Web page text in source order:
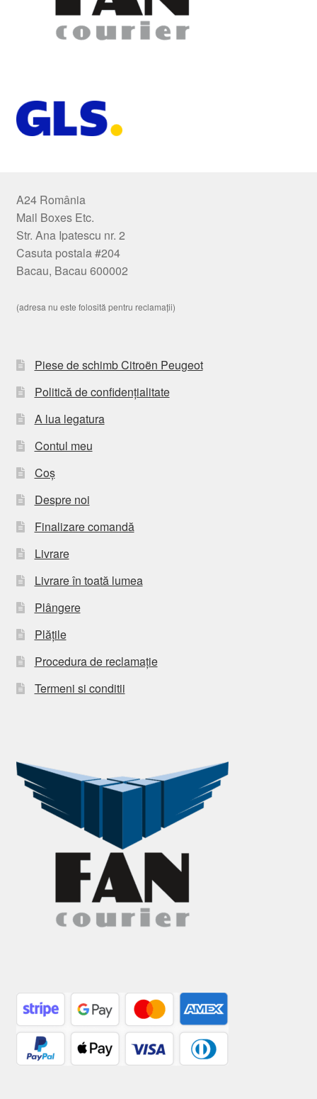
A24 România
Mail Boxes Etc.
Str. Ana Ipatescu nr. 2
Casuta postala #204
Bacau, Bacau 600002
(adresa nu este folosită pentru reclamații)
Piese de schimb Citroën Peugeot
Politică de confidențialitate
A lua legatura
Contul meu
Coș
Despre noi
Finalizare comandă
Livrare
Livrare în toată lumea
Plângere
Plățile
Procedura de reclamație
Termeni si conditii